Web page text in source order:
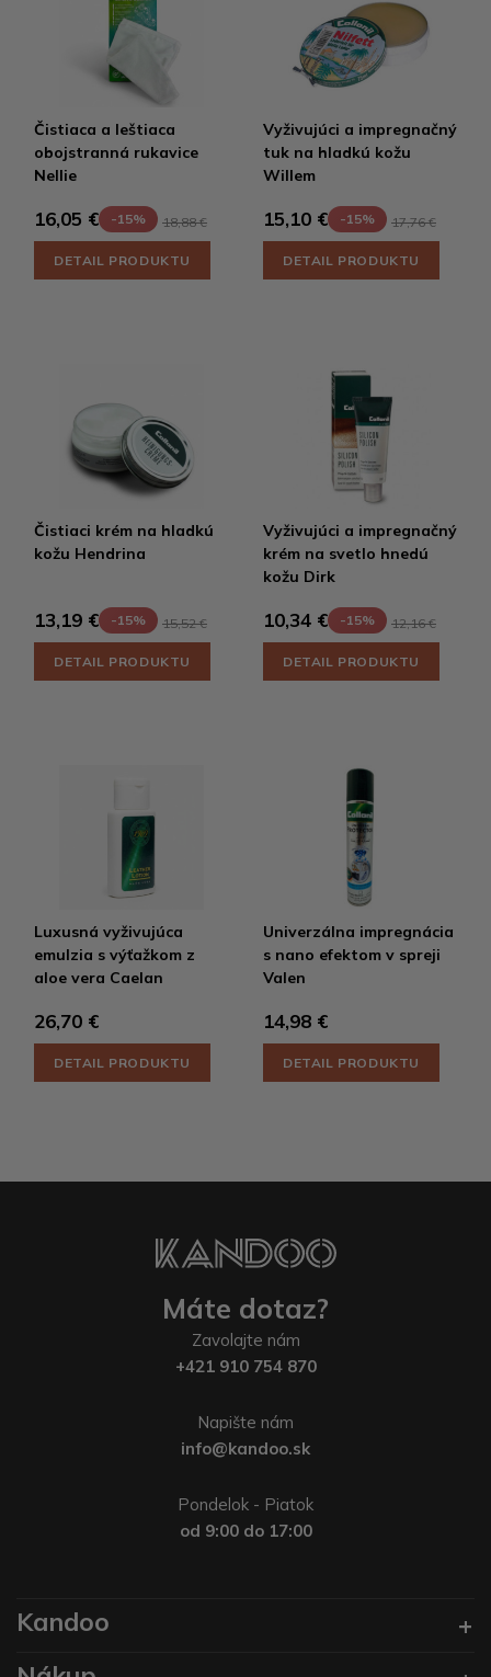
Čistiaca a leštiaca
obojstranná rukavice
Nellie
16,05 € -15% 18,88 €
DETAIL PRODUKTU
Vyživujúci a impregnačný
tuk na hladkú kožu
Willem
15,10 € -15% 17,76 €
DETAIL PRODUKTU
Čistiaci krém na hladkú
kožu Hendrina
13,19 € -15% 15,52 €
DETAIL PRODUKTU
Vyživujúci a impregnačný
krém na svetlo hnedú
kožu Dirk
10,34 € -15% 12,16 €
DETAIL PRODUKTU
Luxusná vyživujúca
emulzia s výťažkom z
aloe vera Caelan
26,70 €
DETAIL PRODUKTU
Univerzálna impregnácia
s nano efektom v spreji
Valen
14,98 €
DETAIL PRODUKTU
Máte dotaz?
Zavolajte nám
+421 910 754 870
Napište nám
info@kandoo.sk
Pondelok - Piatok
od 9:00 do 17:00
Kandoo